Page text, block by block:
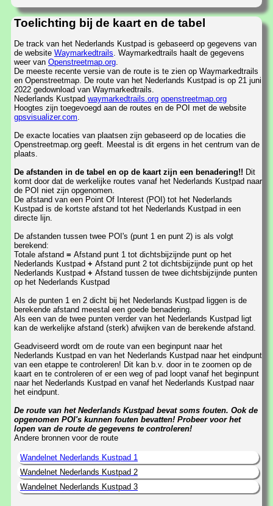
Toelichting bij de kaart en de tabel
De track van het Nederlands Kustpad is gebaseerd op gegevens van
de website Waymarkedtrails. Waymarkedtrails haalt de gegevens
weer van Openstreetmap.org.
De meeste recente versie van de route is te zien op Waymarkedtrails
en Openstreetmap. De route van het Nederlands Kustpad is op 21 juni
2022 gedownload van Waymarkedtrails.
Nederlands Kustpad waymarkedtrails.org openstreetmap.org
Hoogtes zijn toegevoegd aan de routes en de POI met de website
gpsvisualizer.com.
De exacte locaties van plaatsen zijn gebaseerd op de locaties die
Openstreetmap.org geeft. Meestal is dit ergens in het centrum van de
plaats.
De afstanden in de tabel en op de kaart zijn een benadering!! Dit
komt door dat de werkelijke routes vanaf het Nederlands Kustpad naar
de POI niet zijn opgenomen.
De afstand van een Point Of Interest (POI) tot het Nederlands
Kustpad is de kortste afstand tot het Nederlands Kustpad in een
directe lijn.
De afstanden tussen twee POI's (punt 1 en punt 2) is als volgt
berekend:
Totale afstand = Afstand punt 1 tot dichtsbijzijnde punt op het
Nederlands Kustpad + Afstand punt 2 tot dichtsbijzijnde punt op het
Nederlands Kustpad + Afstand tussen de twee dichtsbijzijnde punten
op het Nederlands Kustpad
Als de punten 1 en 2 dicht bij het Nederlands Kustpad liggen is de
berekende afstand meestal een goede benadering.
Als een van de twee punten verder van het Nederlands Kustpad ligt
kan de werkelijke afstand (sterk) afwijken van de berekende afstand.
Geadviseerd wordt om de route van een beginpunt naar het
Nederlands Kustpad en van het Nederlands Kustpad naar het eindpunt
van een etappe te controleren! Dit kan b.v. door in te zoomen op de
kaart en te controleren of er een weg of pad loopt vanaf het beginpunt
naar het Nederlands Kustpad en vanaf het Nederlands Kustpad naar
het eindpunt.
De route van het Nederlands Kustpad bevat soms fouten. Ook de
opgenomen POI's kunnen fouten bevatten! Probeer voor het
lopen van de route de gegevens te controleren!
Andere bronnen voor de route
Wandelnet Nederlands Kustpad 1
Wandelnet Nederlands Kustpad 2
Wandelnet Nederlands Kustpad 3